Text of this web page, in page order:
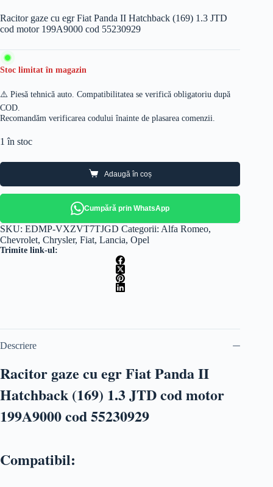
Racitor gaze cu egr Fiat Panda II Hatchback (169) 1.3 JTD
cod motor 199A9000 cod 55230929
Stoc limitat în magazin
⚠️ Piesă tehnică auto. Compatibilitatea se verifică obligatoriu după
COD.
Recomandăm verificarea codului înainte de plasarea comenzii.
1 în stoc
Adaugă în coș
Cumpără prin WhatsApp
SKU: EDMP-VXZVT7TJGD Categorii: Alfa Romeo,
Chevrolet, Chrysler, Fiat, Lancia, Opel
Trimite link-ul:
Descriere
Racitor gaze cu egr Fiat Panda II
Hatchback (169) 1.3 JTD cod motor
199A9000 cod 55230929
Compatibil: